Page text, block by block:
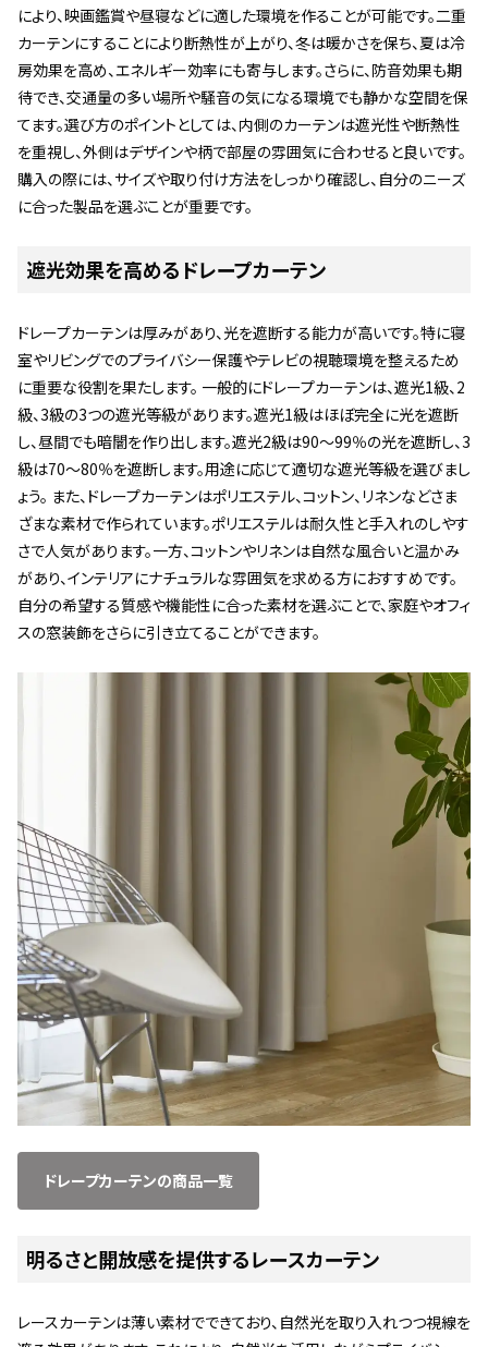
により、映画鑑賞や昼寝などに適した環境を作ることが可能です。二重
カーテンにすることにより断熱性が上がり、冬は暖かさを保ち、夏は冷
房効果を高め、エネルギー効率にも寄与します。さらに、防音効果も期
待でき、交通量の多い場所や騒音の気になる環境でも静かな空間を保
てます。選び方のポイントとしては、内側のカーテンは遮光性や断熱性
を重視し、外側はデザインや柄で部屋の雰囲気に合わせると良いです。
購入の際には、サイズや取り付け方法をしっかり確認し、自分のニーズ
に合った製品を選ぶことが重要です。
遮光効果を高めるドレープカーテン
ドレープカーテンは厚みがあり、光を遮断する能力が高いです。特に寝
室やリビングでのプライバシー保護やテレビの視聴環境を整えるため
に重要な役割を果たします。 一般的にドレープカーテンは、遮光1級、2
級、3級の3つの遮光等級があります。遮光1級はほぼ完全に光を遮断
し、昼間でも暗闇を作り出します。遮光2級は90～99％の光を遮断し、3
級は70～80％を遮断します。用途に応じて適切な遮光等級を選びまし
ょう。 また、ドレープカーテンはポリエステル、コットン、リネンなどさま
ざまな素材で作られています。ポリエステルは耐久性と手入れのしやす
さで人気があります。一方、コットンやリネンは自然な風合いと温かみ
があり、インテリアにナチュラルな雰囲気を求める方におすすめです。
自分の希望する質感や機能性に合った素材を選ぶことで、家庭やオフィ
スの窓装飾をさらに引き立てることができます。
ドレープカーテンの商品一覧
明るさと開放感を提供するレースカーテン
レースカーテンは薄い素材でできており、自然光を取り入れつつ視線を